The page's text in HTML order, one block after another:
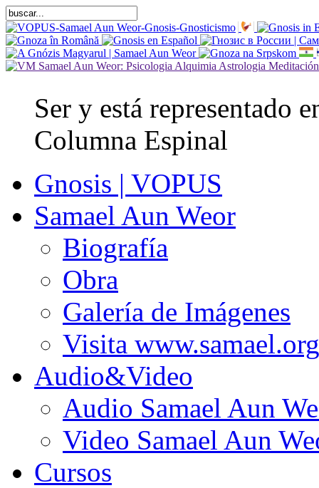
Ser y está representado
Columna Espinal
Gnosis | VOPUS
Samael Aun Weor
Biografía
Obra
Galería de Imágenes
Visita www.samael.org
Audio&Video
Audio Samael Aun
Video Samael Aun
Cursos